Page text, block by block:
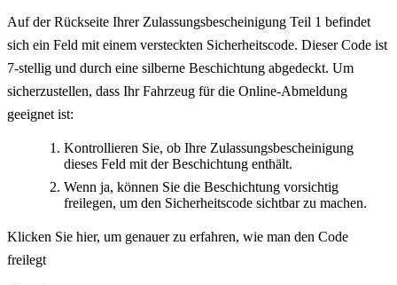
Auf der Rückseite Ihrer Zulassungsbescheinigung Teil 1 befindet
sich ein Feld mit einem versteckten Sicherheitscode. Dieser Code ist
7-stellig und durch eine silberne Beschichtung abgedeckt. Um
sicherzustellen, dass Ihr Fahrzeug für die Online-Abmeldung
geeignet ist:
Kontrollieren Sie, ob Ihre Zulassungsbescheinigung
dieses Feld mit der Beschichtung enthält.
Wenn ja, können Sie die Beschichtung vorsichtig
freilegen, um den Sicherheitscode sichtbar zu machen.
Klicken Sie hier, um genauer zu erfahren, wie man den Code
freilegt